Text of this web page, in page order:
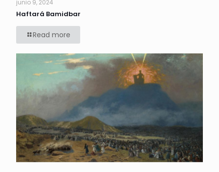
junio 9, 2024
Haftará Bamidbar
Read more